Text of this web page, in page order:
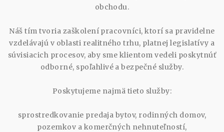
obchodu.
Náš tím tvoria zaškolení pracovníci, ktorí sa pravidelne
vzdelávajú v oblasti realitného trhu, platnej legislatívy a
súvisiacich procesov, aby sme klientom vedeli poskytnúť
odborné, spoľahlivé a bezpečné služby.
Poskytujeme najmä tieto služby:
sprostredkovanie predaja bytov, rodinných domov,
pozemkov a komerčných nehnuteľností,